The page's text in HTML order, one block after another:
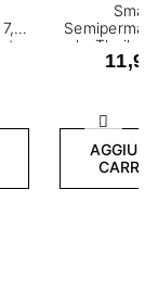
ml -